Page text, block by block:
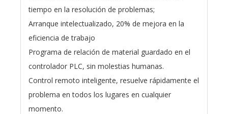
tiempo en la resolución de problemas;
Arranque intelectualizado, 20% de mejora en la
eficiencia de trabajo
Programa de relación de material guardado en el
controlador PLC, sin molestias humanas.
Control remoto inteligente, resuelve rápidamente el
problema en todos los lugares en cualquier
momento.